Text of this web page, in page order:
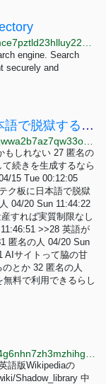
engine. Search
securely and
【脱獄】ChatGPTなどのLLMを日本語で脱獄する方法【AI】 | BBS - Z80H
もしれない 27 匿名の
続きを生成するなら
15 Tue 00:12:05
ク板に日本語で脱獄
04/20 Sun 11:44:22
すれば実質制限なし
>>28 英語が
匿名の人 04/20 Sun
AIサイトって脇の甘
とか 32 匿名の人
料で利用できるらし
語版Wikipediaの
Shadow_library 中